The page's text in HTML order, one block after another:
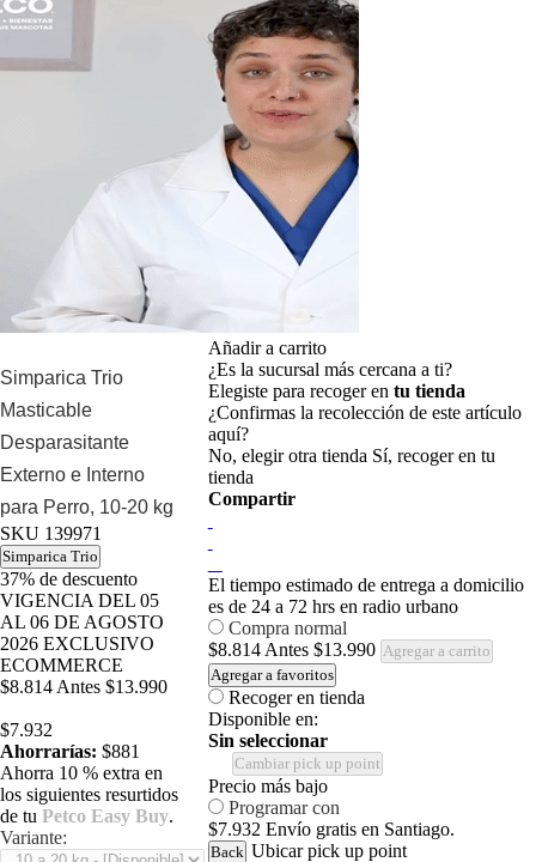
Simparica Trio
Masticable
Desparasitante
Externo e Interno
para Perro, 10-20 kg
SKU 139971
Simparica Trio
37% de descuento
VIGENCIA DEL 05
AL 06 DE AGOSTO
2026 EXCLUSIVO
ECOMMERCE
$8.814 Antes $13.990
$7.932
Ahorrarías: $881
Ahorra 10 % extra en
los siguientes resurtidos
de tu Petco Easy Buy.
Variante:
Añadir a carrito
¿Es la sucursal más cercana a ti?
Elegiste para recoger en tu tienda
¿Confirmas la recolección de este artículo
aquí?
No, elegir otra tienda Sí, recoger en tu
tienda
Compartir
El tiempo estimado de entrega a domicilio
es de 24 a 72 hrs en radio urbano
Compra normal
$8.814 Antes $13.990 Agregar a carrito
Agregar a favoritos
Recoger en tienda
Disponible en:
Sin seleccionar
Cambiar pick up point
Precio más bajo
Programar con
$7.932 Envío gratis en Santiago.
Back Ubicar pick up point